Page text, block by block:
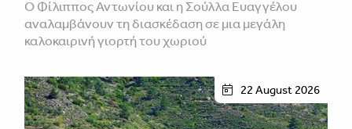
Ο Φίλιππος Αντωνίου και η Σούλλα Ευαγγέλου
αναλαμβάνουν τη διασκέδαση σε μια μεγάλη
καλοκαιρινή γιορτή του χωριού
22 August 2026